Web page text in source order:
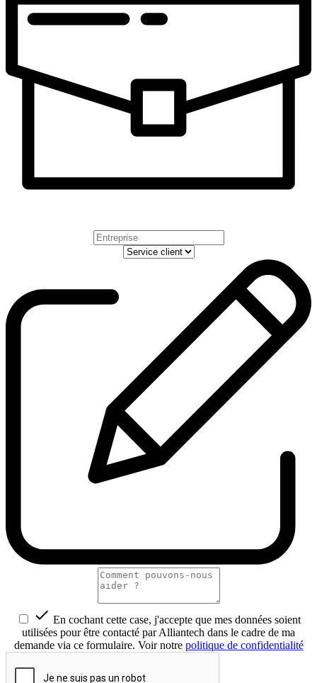
 En cochant cette case, j'accepte que mes données soient
utilisées pour être contacté par Alliantech dans le cadre de ma
demande via ce formulaire. Voir notre politique de confidentialité